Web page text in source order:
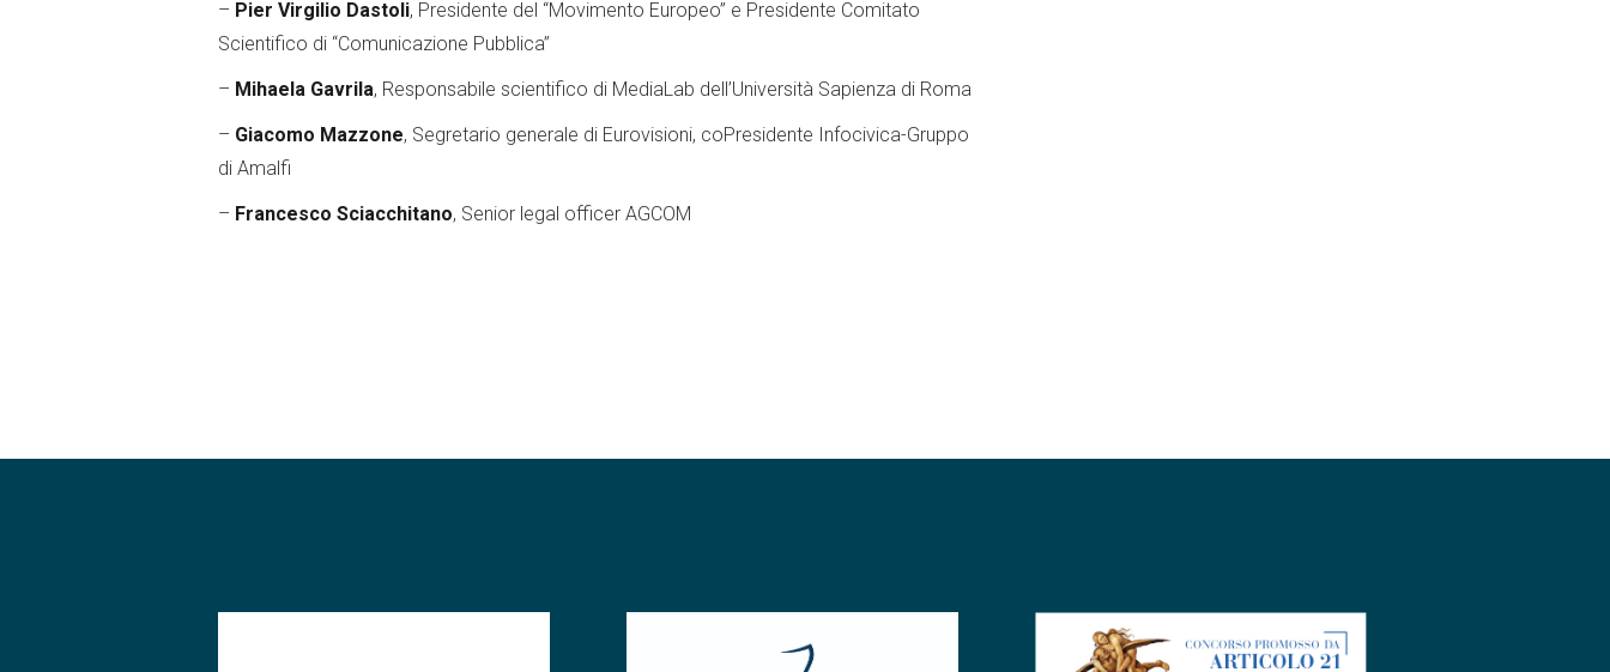
– Pier Virgilio Dastoli, Presidente del “Movimento Europeo” e Presidente Comitato
Scientifico di “Comunicazione Pubblica”
– Mihaela Gavrila, Responsabile scientifico di MediaLab dell’Università Sapienza di Roma
– Giacomo Mazzone, Segretario generale di Eurovisioni, coPresidente Infocivica-Gruppo
di Amalfi
– Francesco Sciacchitano, Senior legal officer AGCOM